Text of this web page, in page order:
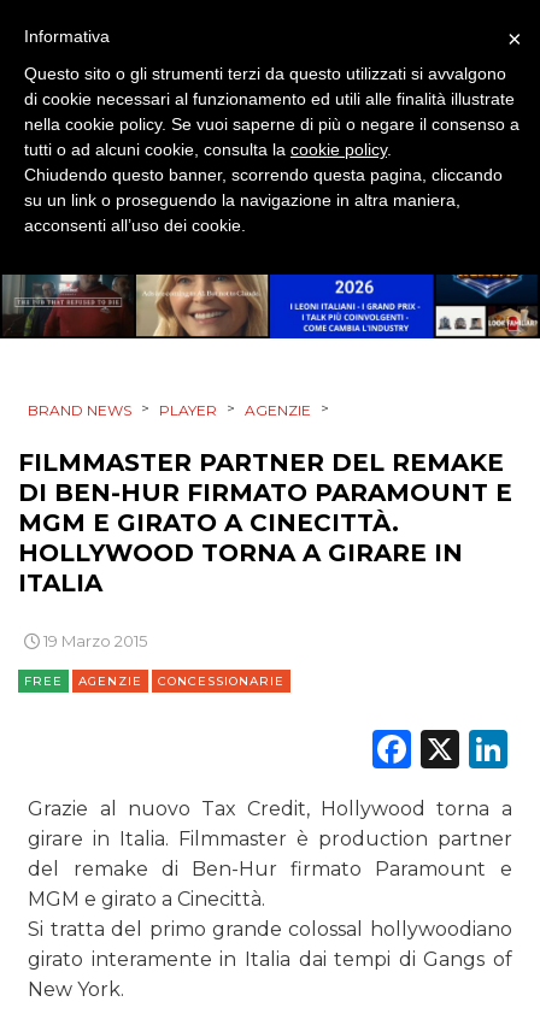
DIGITALE
EDITORIA
ESTERNA
RADIO / AUDIO
RICERCHE
PREVISIONI/SCENARI
BRAND NEWS > PLAYER > AGENZIE >
FILMMASTER PARTNER DEL REMAKE
DI BEN-HUR FIRMATO PARAMOUNT E
MGM E GIRATO A CINECITTÀ.
HOLLYWOOD TORNA A GIRARE IN
ITALIA
19 Marzo 2015
FREE AGENZIE CONCESSIONARIE
X
Grazie al nuovo Tax Credit, Hollywood torna a
girare in Italia. Filmmaster è production partner
del remake di Ben-Hur firmato Paramount e
MGM e girato a Cinecittà.
Si tratta del primo grande colossal hollywoodiano
girato interamente in Italia dai tempi di Gangs of
New York.
×
Informativa
Questo sito o gli strumenti terzi da questo utilizzati si avvalgono
di cookie necessari al funzionamento ed utili alle finalità illustrate
nella cookie policy. Se vuoi saperne di più o negare il consenso a
tutti o ad alcuni cookie, consulta la cookie policy.
Chiudendo questo banner, scorrendo questa pagina, cliccando
su un link o proseguendo la navigazione in altra maniera,
acconsenti all’uso dei cookie.